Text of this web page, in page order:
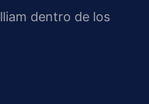
dentro de los